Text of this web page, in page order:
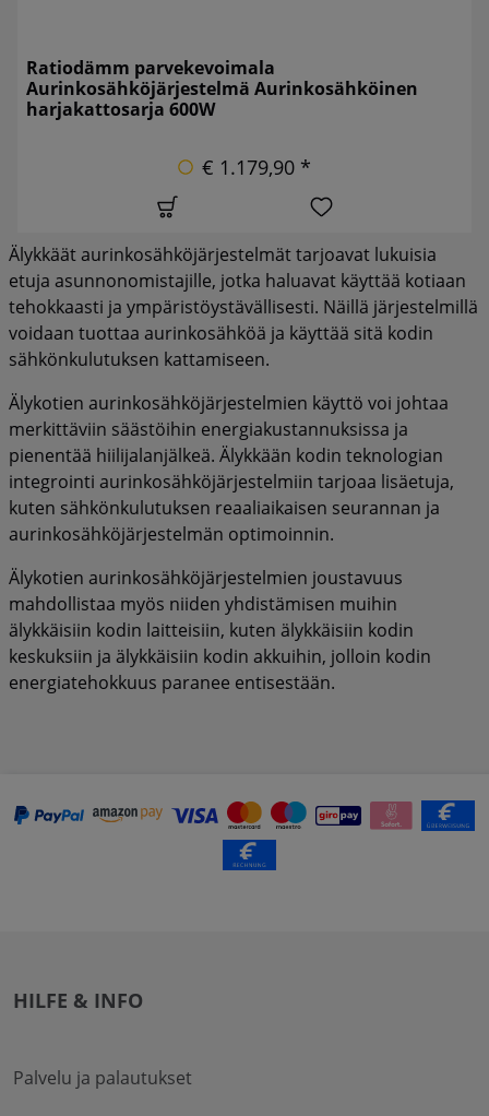
Ratiodämm parvekevoimala
Aurinkosähköjärjestelmä Aurinkosähköinen
harjakattosarja 600W
€ 1.179,90 *
Älykkäät aurinkosähköjärjestelmät tarjoavat lukuisia
etuja asunnonomistajille, jotka haluavat käyttää kotiaan
tehokkaasti ja ympäristöystävällisesti. Näillä järjestelmillä
voidaan tuottaa aurinkosähköä ja käyttää sitä kodin
sähkönkulutuksen kattamiseen.
Älykotien aurinkosähköjärjestelmien käyttö voi johtaa
merkittäviin säästöihin energiakustannuksissa ja
pienentää hiilijalanjälkeä. Älykkään kodin teknologian
integrointi aurinkosähköjärjestelmiin tarjoaa lisäetuja,
kuten sähkönkulutuksen reaaliaikaisen seurannan ja
aurinkosähköjärjestelmän optimoinnin.
Älykotien aurinkosähköjärjestelmien joustavuus
mahdollistaa myös niiden yhdistämisen muihin
älykkäisiin kodin laitteisiin, kuten älykkäisiin kodin
keskuksiin ja älykkäisiin kodin akkuihin, jolloin kodin
energiatehokkuus paranee entisestään.
HILFE & INFO
Palvelu ja palautukset